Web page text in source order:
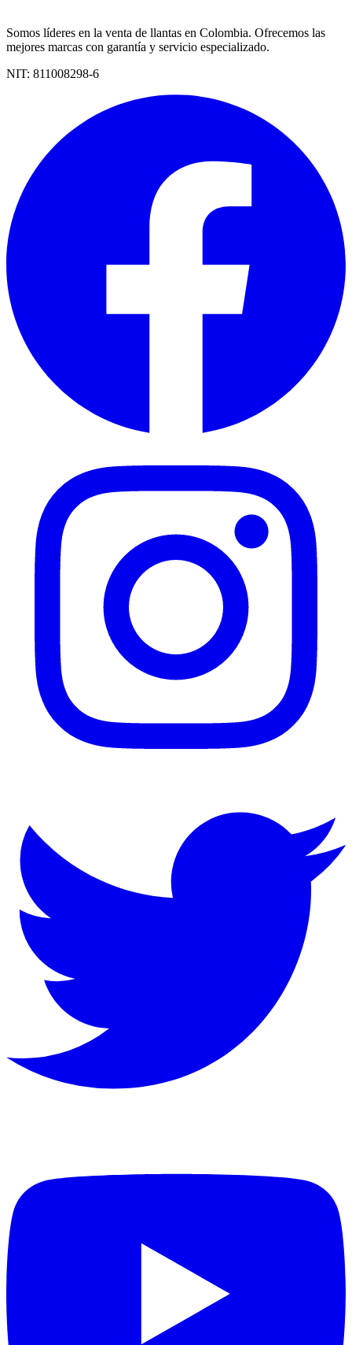
Somos líderes en la venta de llantas en Colombia. Ofrecemos las
mejores marcas con garantía y servicio especializado.
NIT: 811008298-6